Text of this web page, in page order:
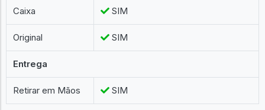
Caixa SIM
Original SIM
Entrega
Retirar em Mãos SIM